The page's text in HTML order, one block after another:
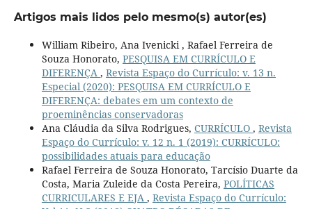
Artigos mais lidos pelo mesmo(s) autor(es)
William Ribeiro, Ana Ivenicki , Rafael Ferreira de
Souza Honorato, PESQUISA EM CURRÍCULO E
DIFERENÇA , Revista Espaço do Currículo: v. 13 n.
Especial (2020): PESQUISA EM CURRÍCULO E
DIFERENÇA: debates em um contexto de
proeminências conservadoras
Ana Cláudia da Silva Rodrigues, CURRÍCULO , Revista
Espaço do Currículo: v. 12 n. 1 (2019): CURRÍCULO:
possibilidades atuais para educação
Rafael Ferreira de Souza Honorato, Tarcísio Duarte da
Costa, Maria Zuleide da Costa Pereira, POLÍTICAS
CURRICULARES E EJA , Revista Espaço do Currículo: